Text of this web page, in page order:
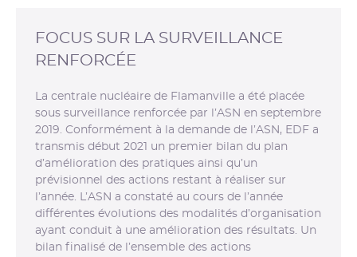
FOCUS SUR LA SURVEILLANCE
RENFORCÉE
La centrale nucléaire de Flamanville a été placée
sous surveillance renforcée par l’ASN en septembre
2019. Conformément à la demande de l’ASN, EDF a
transmis début 2021 un premier bilan du plan
d’amélioration des pratiques ainsi qu’un
prévisionnel des actions restant à réaliser sur
l’année. L’ASN a constaté au cours de l’année
différentes évolutions des modalités d’organisation
ayant conduit à une amélioration des résultats. Un
bilan finalisé de l’ensemble des actions